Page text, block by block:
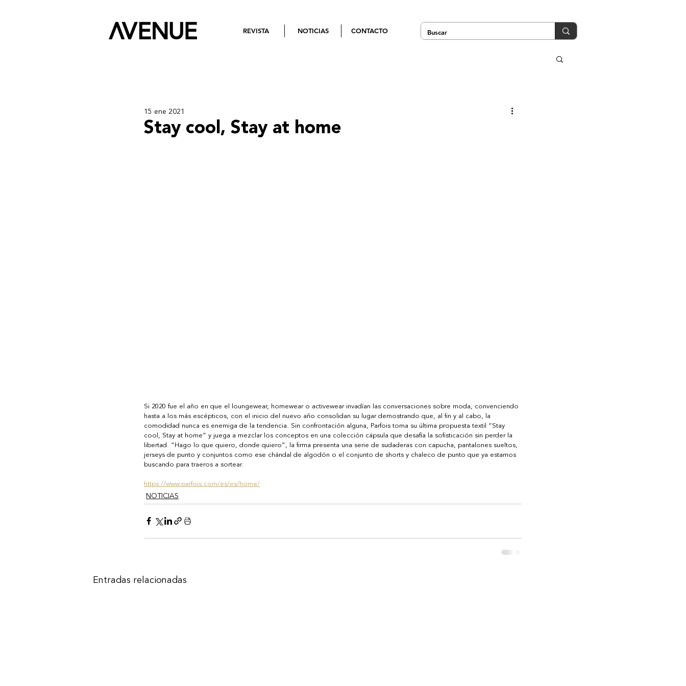
REVISTA NOTICIAS CONTACTO
Stay cool, Stay at home
15 ene 2021
Si 2020 fue el año en que el loungewear, homewear o activewear invadían las conversaciones sobre moda, convenciendo
hasta a los más escépticos, con el inicio del nuevo año consolidan su lugar demostrando que, al fin y al cabo, la
comodidad nunca es enemiga de la tendencia. Sin confrontación alguna, Parfois toma su última propuesta textil “Stay
cool, Stay at home” y juega a mezclar los conceptos en una colección cápsula que desafía la sofisticación sin perder la
libertad. “Hago lo que quiero, donde quiero”, la firma presenta una serie de sudaderas con capucha, pantalones sueltos,
jerseys de punto y conjuntos como ese chándal de algodón o el conjunto de shorts y chaleco de punto que ya estamos
buscando para traeros a sortear.
https://www.parfois.com/es/es/home/
NOTICIAS
Entradas relacionadas